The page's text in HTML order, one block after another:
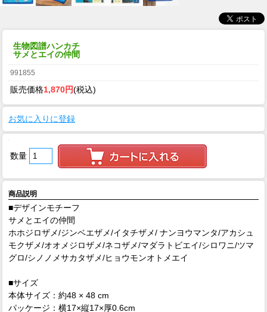
生物図譜ハンカチ
サメとエイの仲間
991855
販売価格1,870円(税込)
お気に入りに登録
数量
商品説明
■デザインモチーフ
サメとエイの仲間
ホホジロザメ/ジンベエザメ/イタチザメ/ ナンヨウマンタ/アカシュ
モクザメ/オオメジロザメ/ネコザメ/マダラトビエイ/シロワニ/ツマ
グロ/シノノメサカタザメ/ヒョウモンオトメエイ
■サイズ
本体サイズ：約48 × 48 cm
パッケージ：横17×縦17×厚0.6cm